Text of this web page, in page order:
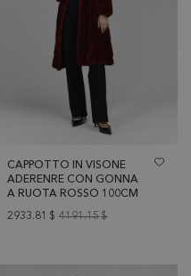
CAPPOTTO IN VISONE
ADERENRE CON GONNA
A RUOTA ROSSO 100CM
2933.81 $ 4191.15$